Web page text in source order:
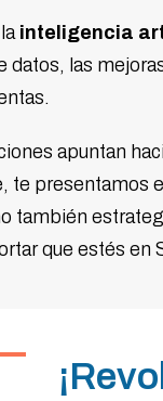
inteligencia
datos, las
apuntan
presentamos
también
que estés en